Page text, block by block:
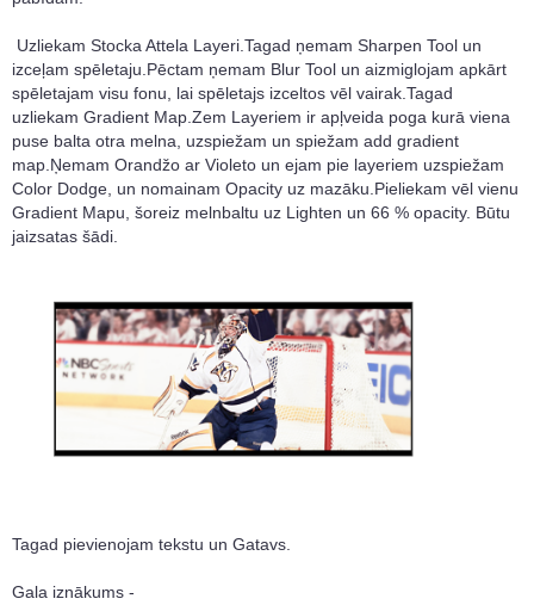
Uzliekam Stocka Attela Layeri.Tagad ņemam Sharpen Tool un
izceļam spēletaju.Pēctam ņemam Blur Tool un aizmiglojam apkārt
spēletajam visu fonu, lai spēletajs izceltos vēl vairak.Tagad
uzliekam Gradient Map.Zem Layeriem ir apļveida poga kurā viena
puse balta otra melna, uzspiežam un spiežam add gradient
map.Ņemam Orandžo ar Violeto un ejam pie layeriem uzspiežam
Color Dodge, un nomainam Opacity uz mazāku.Pieliekam vēl vienu
Gradient Mapu, šoreiz melnbaltu uz Lighten un 66 % opacity. Būtu
jaizsatas šādi.
Tagad pievienojam tekstu un Gatavs.
Gala iznākums -